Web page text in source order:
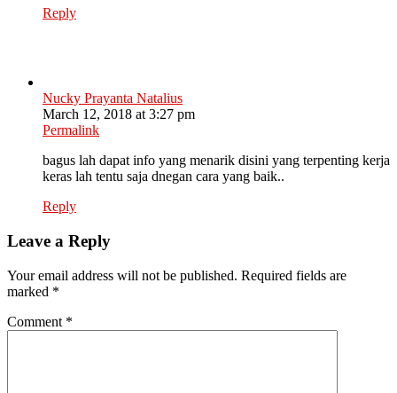
Reply
Nucky Prayanta Natalius
March 12, 2018 at 3:27 pm
Permalink
bagus lah dapat info yang menarik disini yang terpenting kerja
keras lah tentu saja dnegan cara yang baik..
Reply
Leave a Reply
Your email address will not be published. Required fields are
marked *
Comment *